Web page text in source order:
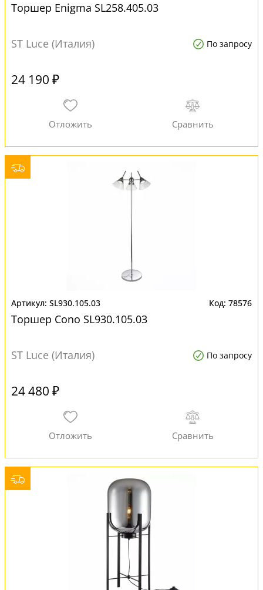
Торшер Enigma SL258.405.03
ST Luce (Италия) По запросу
24 190 ₽
SL930.105.03 78576
Торшер Cono SL930.105.03
ST Luce (Италия) По запросу
24 480 ₽